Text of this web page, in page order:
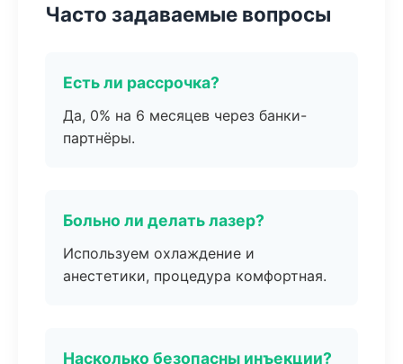
Часто задаваемые вопросы
Есть ли рассрочка?
Да, 0% на 6 месяцев через банки-
партнёры.
Больно ли делать лазер?
Используем охлаждение и
анестетики, процедура комфортная.
Насколько безопасны инъекции?